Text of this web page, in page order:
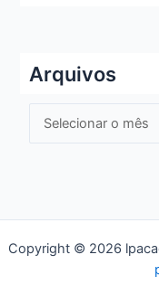
Arquivos
i
v
Copyright © 2026